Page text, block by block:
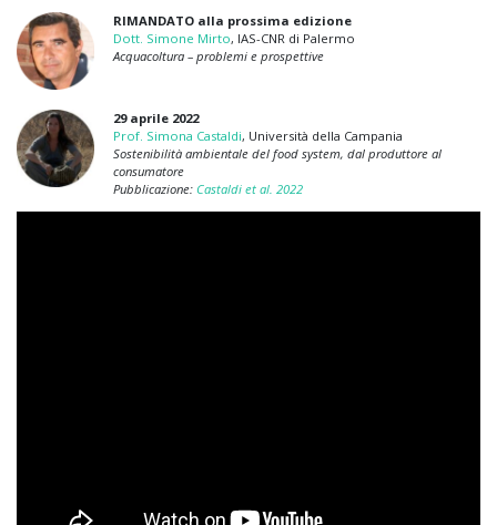
RIMANDATO alla prossima edizione
Dott. Simone Mirto, IAS-CNR di Palermo
Acquacoltura – problemi e prospettive
29 aprile 2022
Prof. Simona Castaldi, Università della Campania
Sostenibilità ambientale del food system, dal produttore al
consumatore
Pubblicazione: Castaldi et al. 2022